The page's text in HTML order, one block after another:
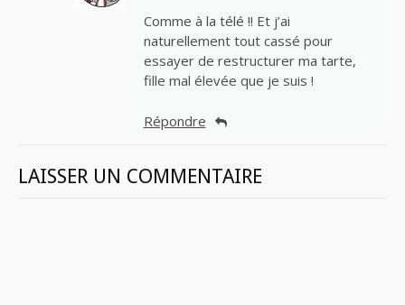
Comme à la télé !! Et j’ai
naturellement tout cassé pour
essayer de restructurer ma tarte,
fille mal élevée que je suis !
Répondre
LAISSER UN COMMENTAIRE